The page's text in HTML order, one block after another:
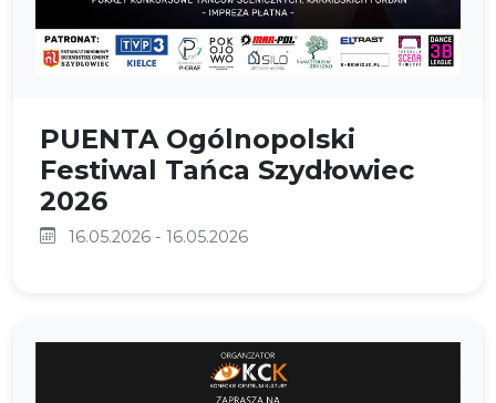
PUENTA Ogólnopolski
Festiwal Tańca Szydłowiec
2026
16.05.2026 - 16.05.2026